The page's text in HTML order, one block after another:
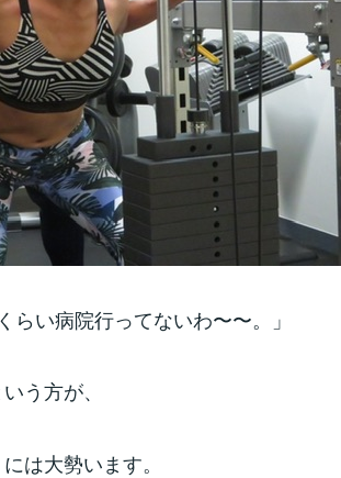
らい病院行ってないわ〜〜。」
う方が、
は大勢います。